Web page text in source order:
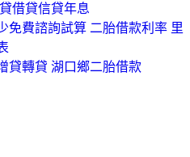
借貸信貸年息
免費諮詢試算 二胎借款利率 里
貸轉貸 湖口鄉二胎借款